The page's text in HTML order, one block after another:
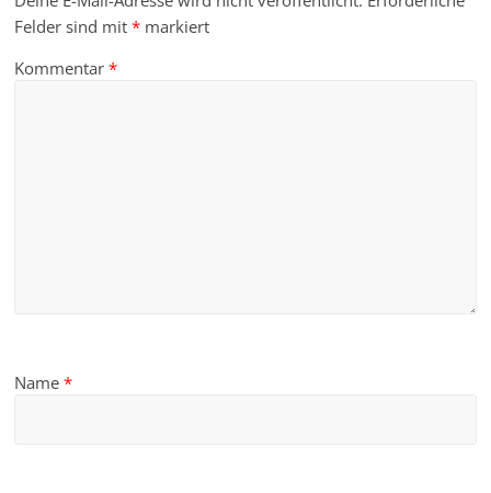
Felder sind mit* markiert
Kommentar*
Name*